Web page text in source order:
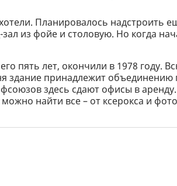
Планировалось надстроить
из фойе и столовую. Но когда
пять лет, окончили в 1978 году.
здание принадлежит
здесь сдают офисы в
найти все – от ксерокса и